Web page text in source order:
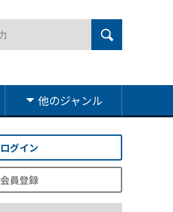
他のジャンル
ログイン
会員登録